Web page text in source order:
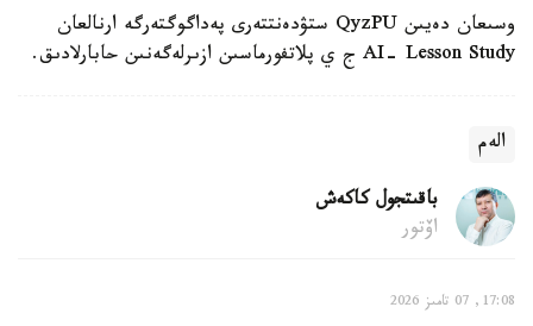
وسىعان دەيىن QyzPU ستۋدەنتتەرى پەداگوگتەرگە ارنالعان
AI- Lesson Study ج ي پلاتفورماسىن ازىرلەگەنىن حابارلادىق.
الەم
باقىتجول كاكەش
اۆتور
17:08, 07 تامىز 2026